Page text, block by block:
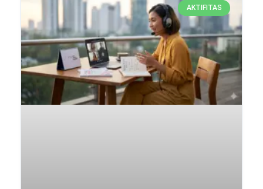
AKTIFITAS